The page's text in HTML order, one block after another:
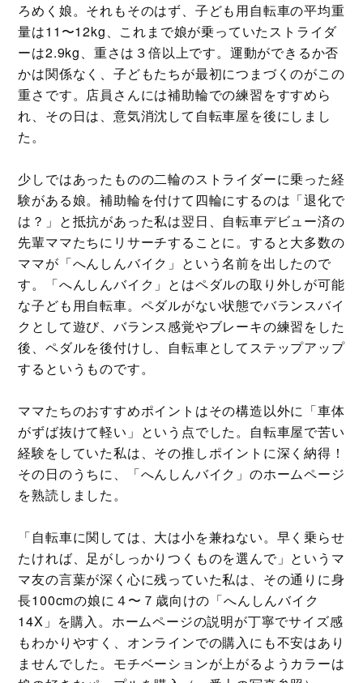
ろめく娘。それもそのはず、子ども用自転車の平均重
量は11〜12kg、これまで娘が乗っていたストライダ
ーは2.9kg、重さは３倍以上です。運動ができるか否
かは関係なく、子どもたちが最初につまづくのがこの
重さです。店員さんには補助輪での練習をすすめら
れ、その日は、意気消沈して自転車屋を後にしまし
た。
少しではあったものの二輪のストライダーに乗った経
験がある娘。補助輪を付けて四輪にするのは「退化で
は？」と抵抗があった私は翌日、自転車デビュー済の
先輩ママたちにリサーチすることに。すると大多数の
ママが「へんしんバイク」という名前を出したので
す。「へんしんバイク」とはペダルの取り外しが可能
な子ども用自転車。ペダルがない状態でバランスバイ
クとして遊び、バランス感覚やブレーキの練習をした
後、ペダルを後付けし、自転車としてステップアップ
するというものです。
ママたちのおすすめポイントはその構造以外に「車体
がずば抜けて軽い」という点でした。自転車屋で苦い
経験をしていた私は、その推しポイントに深く納得！
その日のうちに、「へんしんバイク」のホームページ
を熟読しました。
「自転車に関しては、大は小を兼ねない。早く乗らせ
たければ、足がしっかりつくものを選んで」というマ
マ友の言葉が深く心に残っていた私は、その通りに身
長100cmの娘に４〜７歳向けの「へんしんバイク
14X」を購入。ホームページの説明が丁寧でサイズ感
もわかりやすく、オンラインでの購入にも不安はあり
ませんでした。モチベーションが上がるようカラーは